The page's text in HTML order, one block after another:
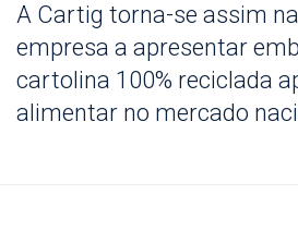
A Cartig torna-se assim
empresa a apresentar
cartolina 100% reciclada
alimentar no mercado